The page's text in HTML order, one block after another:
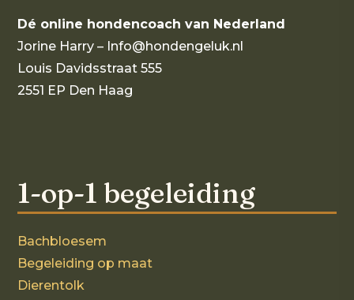
Dé online hondencoach van Nederland
Jorine Harry – Info@hondengeluk.nl
Louis Davidsstraat 555
2551 EP Den Haag
1-op-1 begeleiding
Bachbloesem
Begeleiding op maat
Dierentolk